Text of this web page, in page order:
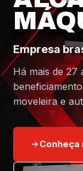
Empresa
Há mais de 27
moveleira e